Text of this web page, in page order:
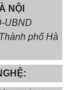
NỘI
UBND
phố Hà